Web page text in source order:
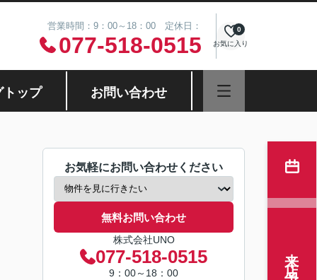
営業時間：9：00～18：00 定休日：
077-518-0515 お気に入り
0
トップ お問い合わせ
お気軽にお問い合わせください
無料お問い合わせ
株式会社UNO
077-518-0515
9：00～18：00
来店予約